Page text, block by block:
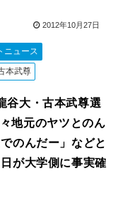
2012年10月27日
ニュース
本武尊
谷大・古本武尊選
地元のヤツとのん
のんだー」などと
が大学側に事実確